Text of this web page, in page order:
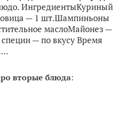
ИнгредиентыКуриный
— 1 шт.Шампиньоны
маслоМайонез —
— по вкусу Время
вторые блюда: